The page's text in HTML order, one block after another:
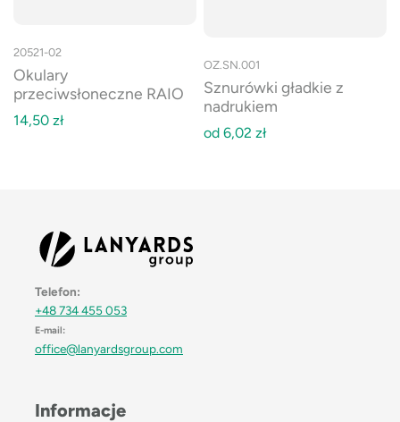
20521-02
Okulary
przeciwsłoneczne RAIO
14,50 zł
OZ.SN.001
Sznurówki gładkie z
nadrukiem
od 6,02 zł
Telefon:
+48 734 455 053
E-mail:
office@lanyardsgroup.com
Informacje